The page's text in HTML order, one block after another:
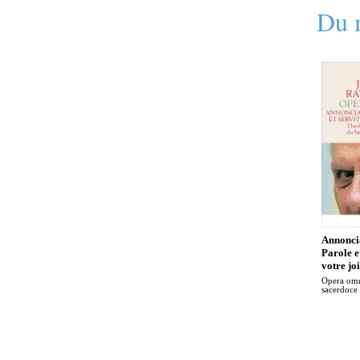
Du
Parole
votre
Opera
sacerdoce